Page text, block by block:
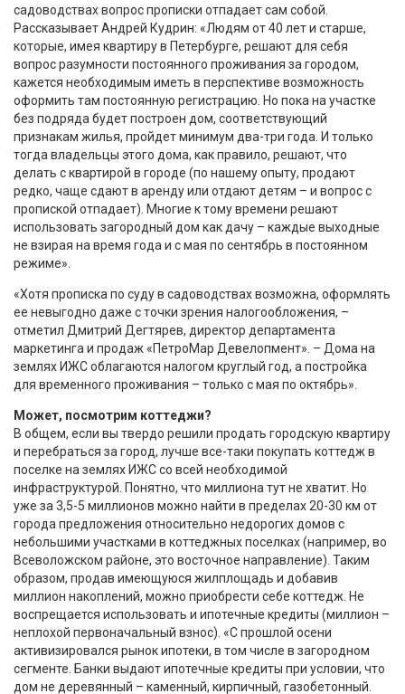
садоводствах вопрос прописки отпадает сам собой.
Рассказывает Андрей Кудрин: «Людям от 40 лет и старше,
которые, имея квартиру в Петербурге, решают для себя
вопрос разумности постоянного проживания за городом,
кажется необходимым иметь в перспективе возможность
оформить там постоянную регистрацию. Но пока на участке
без подряда будет построен дом, соответствующий
признакам жилья, пройдет минимум два-три года. И только
тогда владельцы этого дома, как правило, решают, что
делать с квартирой в городе (по нашему опыту, продают
редко, чаще сдают в аренду или отдают детям – и вопрос с
пропиской отпадает). Многие к тому времени решают
использовать загородный дом как дачу – каждые выходные
не взирая на время года и с мая по сентябрь в постоянном
режиме».
«Хотя прописка по суду в садоводствах возможна, оформлять
ее невыгодно даже с точки зрения налогообложения, –
отметил Дмитрий Дегтярев, директор департамента
маркетинга и продаж «ПетроМар Девелопмент». – Дома на
землях ИЖС облагаются налогом круглый год, а постройка
для временного проживания – только с мая по октябрь».
Может, посмотрим коттеджи?
В общем, если вы твердо решили продать городскую квартиру
и перебраться за город, лучше все-таки покупать коттедж в
поселке на землях ИЖС со всей необходимой
инфраструктурой. Понятно, что миллиона тут не хватит. Но
уже за 3,5-5 миллионов можно найти в пределах 20-30 км от
города предложения относительно недорогих домов с
небольшими участками в коттеджных поселках (например, во
Всеволожском районе, это восточное направление). Таким
образом, продав имеющуюся жилплощадь и добавив
миллион накоплений, можно приобрести себе коттедж. Не
воспрещается использовать и ипотечные кредиты (миллион –
неплохой первоначальный взнос). «С прошлой осени
активизировался рынок ипотеки, в том числе в загородном
сегменте. Банки выдают ипотечные кредиты при условии, что
дом не деревянный – каменный, кирпичный, газобетонный.